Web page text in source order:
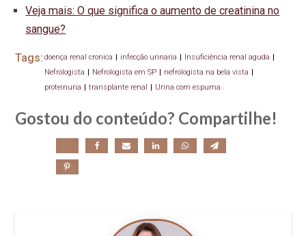
Veja mais: O que significa o aumento de creatinina no
sangue?
Tags: doença renal cronica | infecção urinaria | Insuficiência renal aguda |
Nefrologista | Nefrologista em SP | nefrologista na bela vista |
proteinuria
transplante renal Urina com espuma
Gostou do conteúdo? Compartilhe!